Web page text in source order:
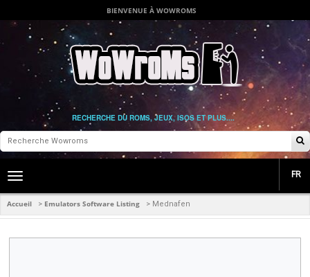
BIENVENUE À WOWROMS
RECHERCHE DU ROMS, JEUX, ISOS ET PLUS....
Toggle
navigation
FR
Accueil > Emulators Software Listing > Mednafen